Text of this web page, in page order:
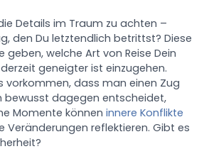
Details im Traum zu achten –
den Du letztendlich betrittst? Diese
geben, welche Art von Reise Dein
geneigter ist einzugehen.
vorkommen, dass man einen Zug
bewusst dagegen entscheidet,
Momente könneninnere Konflikte
Veränderungen reflektieren. Gibt es